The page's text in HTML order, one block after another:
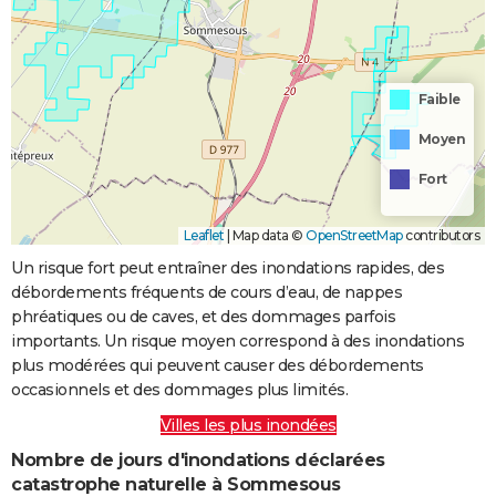
Faible
Moyen
Fort
Leaflet | Map data © OpenStreetMapcontributors
Un risque fort peut entraîner des inondations rapides, des
débordements fréquents de cours d’eau, de nappes
phréatiques ou de caves, et des dommages parfois
importants. Un risque moyen correspond à des inondations
plus modérées qui peuvent causer des débordements
occasionnels et des dommages plus limités.
Villes les plus inondées
Nombre de jours d'inondations déclarées
catastrophe naturelle à Sommesous